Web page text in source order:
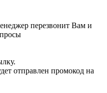
перезвонит Вам и
отправлен промокод на